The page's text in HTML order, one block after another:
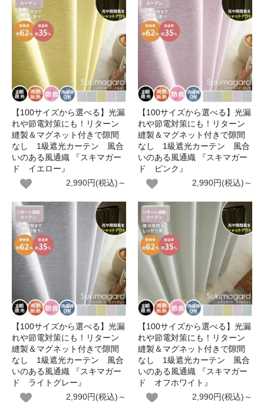
【100サイズから選べる】光漏
れや節電対策にも！リターン
縫製＆マグネット付きで隙間
なし 1級遮光カーテン 風合
いのある風通織 『スキマガー
ド イエロー』
2,990円(税込)～
【100サイズから選べる】光漏
れや節電対策にも！リターン
縫製＆マグネット付きで隙間
なし 1級遮光カーテン 風合
いのある風通織 『スキマガー
ド ピンク』
2,990円(税込)～
【100サイズから選べる】光漏
れや節電対策にも！リターン
縫製＆マグネット付きで隙間
なし 1級遮光カーテン 風合
いのある風通織 『スキマガー
ド ライトグレー』
2,990円(税込)～
【100サイズから選べる】光漏
れや節電対策にも！リターン
縫製＆マグネット付きで隙間
なし 1級遮光カーテン 風合
いのある風通織 『スキマガー
ド オフホワイト』
2,990円(税込)～